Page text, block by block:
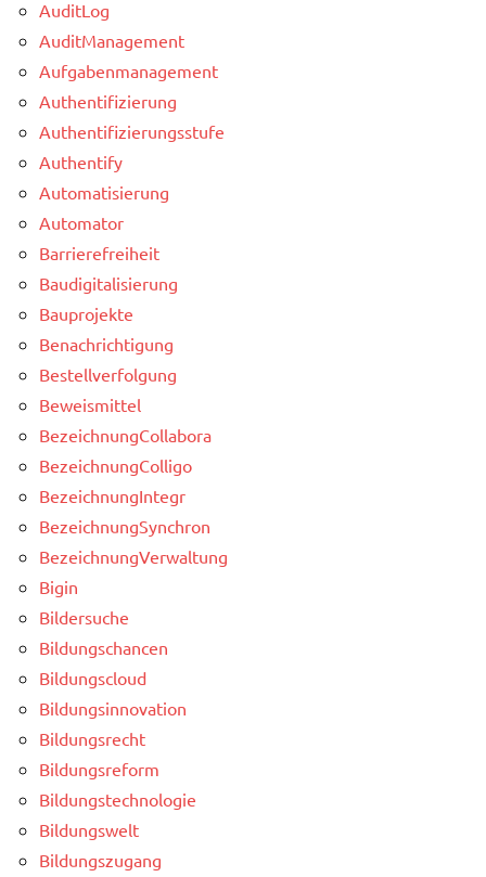
AuditLog
AuditManagement
Aufgabenmanagement
Authentifizierung
Authentifizierungsstufe
Authentify
Automatisierung
Automator
Barrierefreiheit
Baudigitalisierung
Bauprojekte
Benachrichtigung
Bestellverfolgung
Beweismittel
BezeichnungCollabora
BezeichnungColligo
BezeichnungIntegr
BezeichnungSynchron
BezeichnungVerwaltung
Bigin
Bildersuche
Bildungschancen
Bildungscloud
Bildungsinnovation
Bildungsrecht
Bildungsreform
Bildungstechnologie
Bildungswelt
Bildungszugang